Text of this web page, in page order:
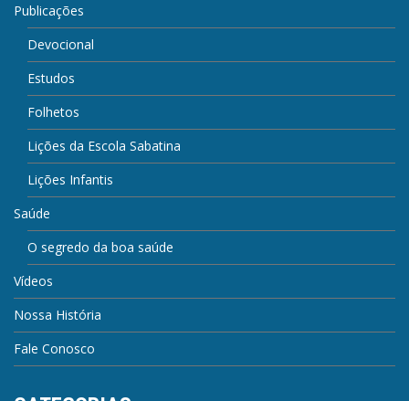
Publicações
Devocional
Estudos
Folhetos
Lições da Escola Sabatina
Lições Infantis
Saúde
O segredo da boa saúde
Vídeos
Nossa História
Fale Conosco